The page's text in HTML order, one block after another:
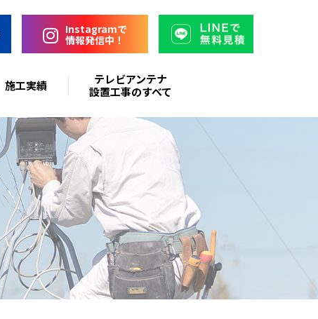
Instagramで
情報発信中！
施工実績
テレビアンテナ
設置工事のすべて